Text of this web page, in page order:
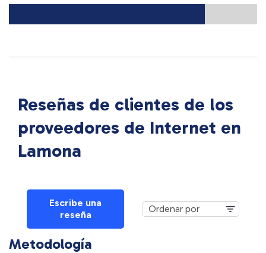
Reseñas de clientes de los
proveedores de Internet en
Lamona
Escribe una
reseña
Metodología